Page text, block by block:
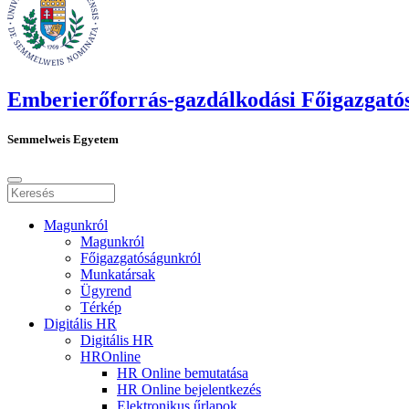
Emberierőforrás-gazdálkodási
Semmelweis Egyetem
Magunkról
Magunkról
Főigazgatóságunkról
Munkatársak
Ügyrend
Térkép
Digitális HR
Digitális HR
HROnline
HR Online bemutatása
HR Online bejelentkezés